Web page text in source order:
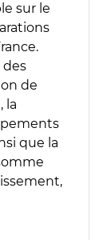
sur le
des
de
la
que la